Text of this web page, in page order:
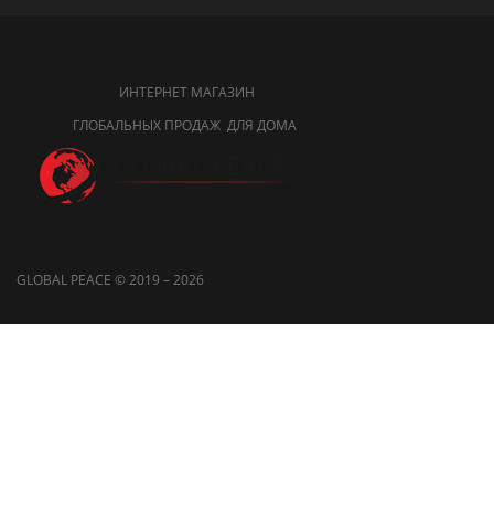
ИНТЕРНЕТ МАГАЗИН
ГЛОБАЛЬНЫХ ПРОДАЖ ДЛЯ ДОМА
GLOBAL PEACE © 2019 – 2026